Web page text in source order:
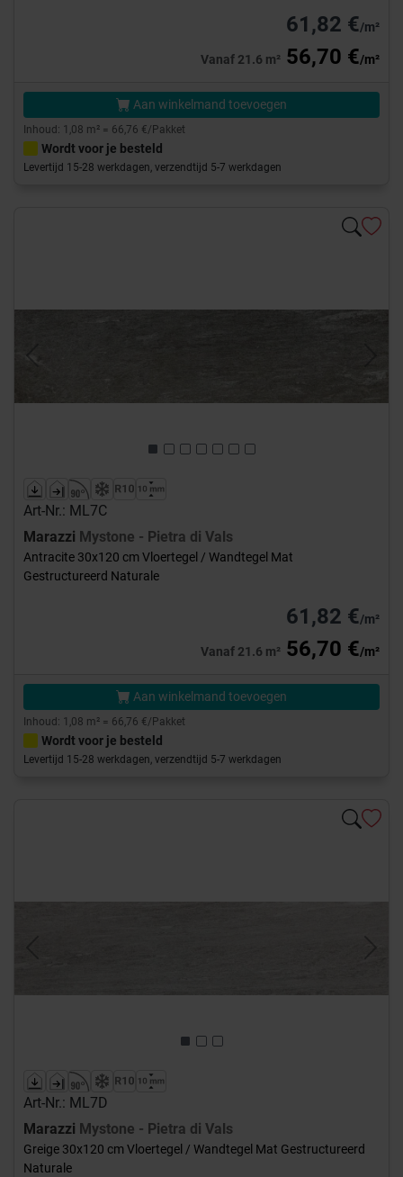
61,82 €/m²
Vanaf 21.6 m² 56,70 €/m²
Aan winkelmand toevoegen
Inhoud: 1,08 m² = 66,76 €/Pakket
Wordt voor je besteld
Levertijd 15-28 werkdagen, verzendtijd 5-7 werkdagen
Previous
Art-Nr.: ML7C
Marazzi Mystone - Pietra di Vals
Antracite 30x120 cm Vloertegel / Wandtegel Mat
Gestructureerd Naturale
61,82 €/m²
Vanaf 21.6 m² 56,70 €/m²
Aan winkelmand toevoegen
Inhoud: 1,08 m² = 66,76 €/Pakket
Wordt voor je besteld
Levertijd 15-28 werkdagen, verzendtijd 5-7 werkdagen
Next
Art-Nr.: ML7D
Marazzi Mystone - Pietra di Vals
Greige 30x120 cm Vloertegel / Wandtegel Mat Gestructureerd
Naturale